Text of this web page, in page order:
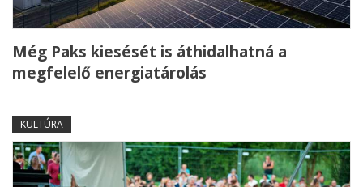
Még Paks kiesését is áthidalhatná a
megfelelő energiatárolás
KULTÚRA